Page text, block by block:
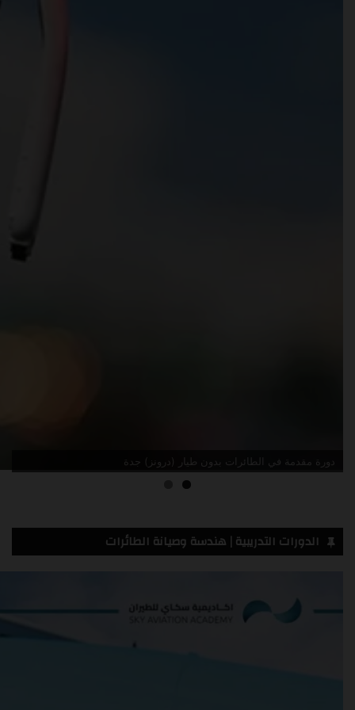
دورة مقدمة في الطائرات بدون طيار (درونز) جدة
الدورات التدريبية | هندسة وصيانة الطائرات